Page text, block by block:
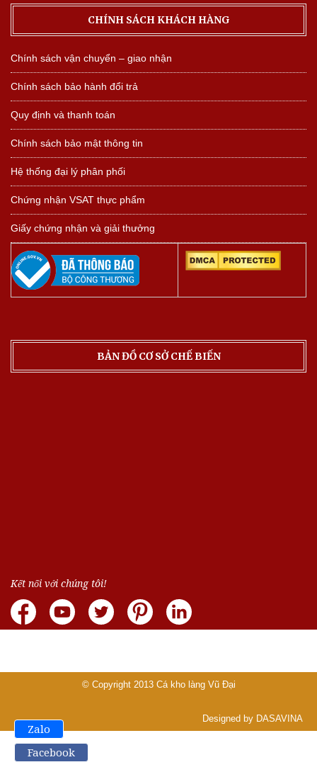
CHÍNH SÁCH KHÁCH HÀNG
Chính sách vận chuyển – giao nhận
Chính sách bảo hành đổi trả
Quy định và thanh toán
Chính sách bảo mật thông tin
Hệ thống đại lý phân phối
Chứng nhận VSAT thực phẩm
Giấy chứng nhận và giải thưởng
BẢN ĐỒ CƠ SỞ CHẾ BIẾN
Kết nối với chúng tôi!
© Copyright 2013 Cá kho làng Vũ Đại
Designed by DASAVINA
Zalo
Facebook